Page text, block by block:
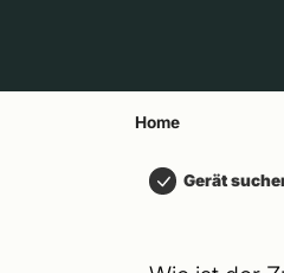
Home
Gerät